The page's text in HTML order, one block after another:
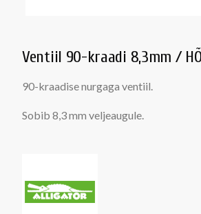
Ventiil 90-kraadi 8,3mm /
90-kraadise nurgaga ventiil.
Sobib 8,3 mm veljeaugule.